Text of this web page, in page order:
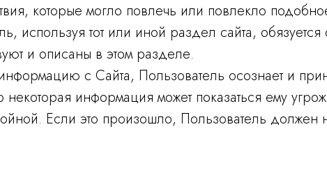
которые могло повлечь или повлекло
используя тот или иной раздел сайта,
и описаны в этом разделе.
с Сайта, Пользователь осознает и
некоторая информация может показаться ему
Если это произошло, Пользователь